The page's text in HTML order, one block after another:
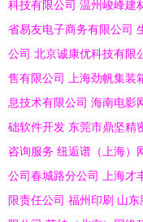
科技有限公司 温州峻峰建
省易友电子商务有限公司
公司 北京诚康优科技有限
售有限公司
上海劲帆集装
息技术有限公司 海南电影
础软件开发 东莞市鼎坚精
咨询服务 纽逅谱（上海）
公司春城路分公司
上海
限责任公司 福州印刷 山东